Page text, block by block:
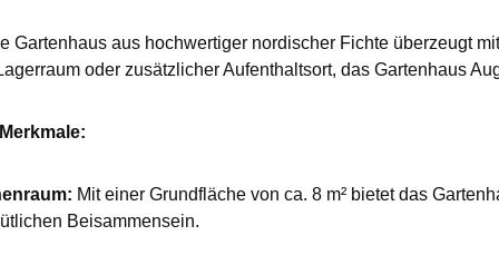
Gartenhaus aus hochwertiger nordischer Fichte überzeugt
oder zusätzlicher Aufenthaltsort, das Gartenhaus
Mit einer Grundfläche von ca. 8 m² bietet das
Beisammensein.